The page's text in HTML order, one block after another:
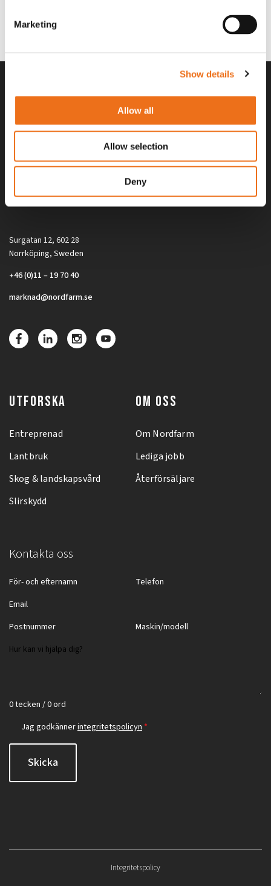
Marketing
Show details
Allow all
Allow selection
Deny
Alla priser på tillbehör och tillval gäller vid köp av ny maskin. Priserna
gäller inte vid köp av enskild produkt, till exempel
Surgatan 12, 602 28
Norrköping, Sweden
+46 (0)11 – 19 70 40
marknad@nordfarm.se
UTFORSKA
Entreprenad
Lantbruk
Skog & landskapsvård
Slirskydd
OM OSS
Om Nordfarm
Lediga jobb
Återförsäljare
Kontakta oss
0 tecken / 0 ord
Jag godkännerintegritetspolicyn *
Skicka
Integritetspolicy